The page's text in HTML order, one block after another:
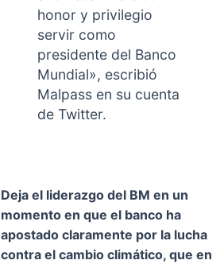
honor y privilegio
servir como
presidente del Banco
Mundial», escribió
Malpass en su cuenta
de Twitter.
Deja el liderazgo del BM en un
momento en que el banco ha
apostado claramente por la lucha
contra el cambio climático, que en